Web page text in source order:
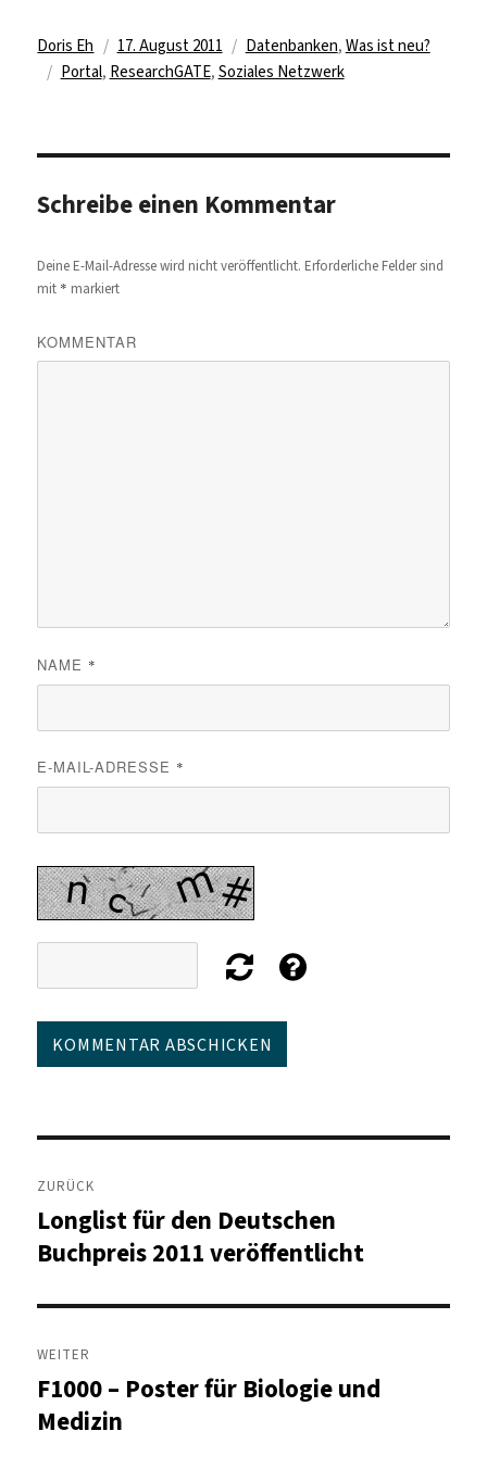
Autor
Doris Eh
Veröffentlicht
am
17. August 2011 Kategorien
Datenbanken, Was ist neu?
Schlagwörter
Portal, ResearchGATE, Soziales Netzwerk
Schreibe einen Kommentar
Deine E-Mail-Adresse wird nicht veröffentlicht. Erforderliche Felder sind
mit * markiert
KOMMENTAR
NAME *
E-MAIL-ADRESSE *
Beitragsnavigation
ZURÜCK
Vorheriger
Beitrag:
Longlist für den Deutschen
Buchpreis 2011 veröffentlicht
WEITER
Nächster
Beitrag:
F1000 – Poster für Biologie und
Medizin